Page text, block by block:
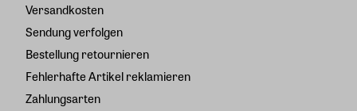
Versandkosten
Sendung verfolgen
Bestellung retournieren
Fehlerhafte Artikel reklamieren
Zahlungsarten